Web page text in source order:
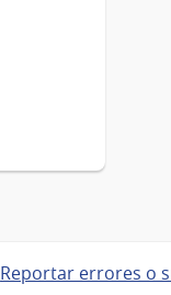
Reportar errores o